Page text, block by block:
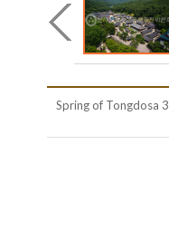
Spring of Tongdosa 3